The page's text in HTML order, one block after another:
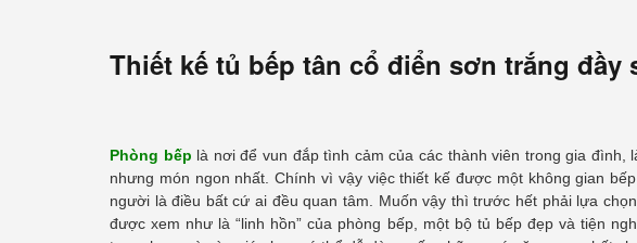
Thiết kế tủ bếp tân cổ điển sơn trắng đầy
Phòng bếp là nơi để vun đắp tình cảm của các thành viên trong gia
nhưng món ngon nhất. Chính vì vậy việc thiết kế được một không gian
người là điều bất cứ ai đều quan tâm. Muốn vậy thì trước hết phải lựa
được xem như là “linh hồn” của phòng bếp, một bộ tủ bếp đẹp và tiện